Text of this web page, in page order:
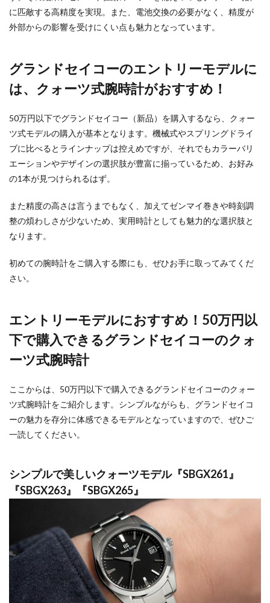
に匹敵する高精度を実現。また、電池交換の必要がなく、精度が
外部からの影響を受けにくい点も魅力となっています。
グランドセイコーのエントリーモデルに
は、クォーツ式腕時計がおすすめ！
50万円以下でグランドセイコー（新品）を購入するなら、クォー
ツ式モデルの購入が基本となります。機械式やスプリングドライ
ブに比べるとラインナップは控えめですが、それでもカラーバリ
エーションやデザインの選択肢が豊富に揃っているため、お好み
の1本が見つけられるはず。
また精度の高さは言うまでもなく、加えてゼンマイ巻きや時刻調
整の煩わしさが少ないため、実用時計としても魅力的な選択肢と
なります。
初めての腕時計をご購入する際にも、ぜひお手に取ってみてくだ
さい。
エントリーモデルにおすすめ！50万円以
下で購入できるグランドセイコーのクォ
ーツ式腕時計
ここからは、50万円以下で購入できるグランドセイコーのクォー
ツ式腕時計をご紹介します。シンプルながらも、グランドセイコ
ーの魅力を存分に体感できるモデルとなっていますので、ぜひご
一読してください。
シンプルで美しいクォーツモデル『SBGX261』
『SBGX263』『SBGX265』